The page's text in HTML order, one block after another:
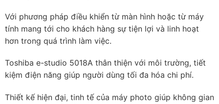
Với phương pháp điều khiển từ màn hình hoặc từ máy
tính mang tới cho khách hàng sự tiện lợi và linh hoạt
hơn trong quá trình làm việc.
Toshiba e-studio 5018A thân thiện với môi trường, tiết
kiệm điện năng giúp người dùng tối đa hóa chi phí.
Thiết kế hiện đại, tinh tế của máy photo giúp không gian